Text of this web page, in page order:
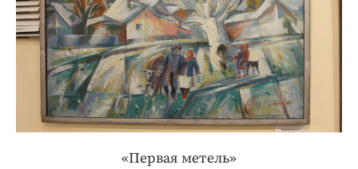
«Первая метель»